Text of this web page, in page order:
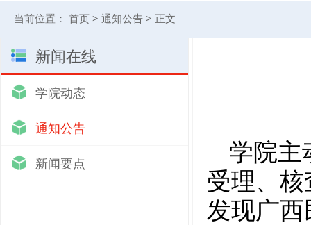
当前位置： 首页 > 通知公告 > 正文
新闻在线
学院动态
通知公告
新闻要点
学院主
受理、
发现广